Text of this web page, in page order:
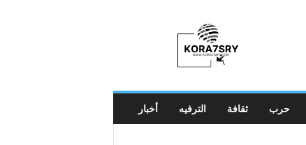
أخبار الترفيه ثقافة حرب